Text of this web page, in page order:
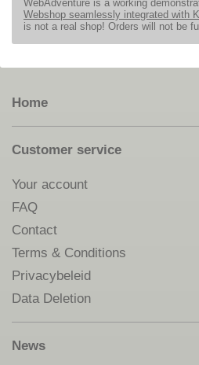
WebAdventure is a working
Webshop seamlessly integrated with
is not a real shop! Orders will not be
Home
Customer service
Your account
FAQ
Contact
Terms & Conditions
Privacybeleid
Data Deletion
News